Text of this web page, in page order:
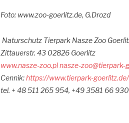
Foto: www.zoo-goerlitz.de, G.Drozd
Naturschutz Tierpark Nasze Zoo
Zittauerstr. 43 02826 Goerlitz
www.nasze-zoo.plnasze-zoo@tierpark-
Cennik:https://www.tierpark-
tel. + 48 511 265 954, +49 3581 66